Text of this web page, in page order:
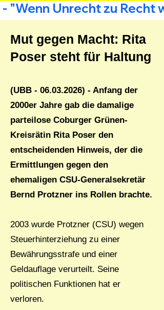
- "Wenn Unrecht zu Recht
Mut gegen Macht: Rita
Poser steht für Haltung
(UBB - 06.03.2026) - Anfang der
2000er Jahre gab die damalige
parteilose Coburger Grünen-
Kreisrätin Rita Poser den
entscheidenden Hinweis, der die
Ermittlungen gegen den
ehemaligen CSU-Generalsekretär
Bernd Protzner ins Rollen brachte.
2003 wurde Protzner (CSU) wegen
Steuerhinterziehung zu einer
Bewährungsstrafe und einer
Geldauflage verurteilt. Seine
politischen Funktionen hat er
verloren.